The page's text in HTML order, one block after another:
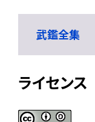
武鑑全集
ライセンス